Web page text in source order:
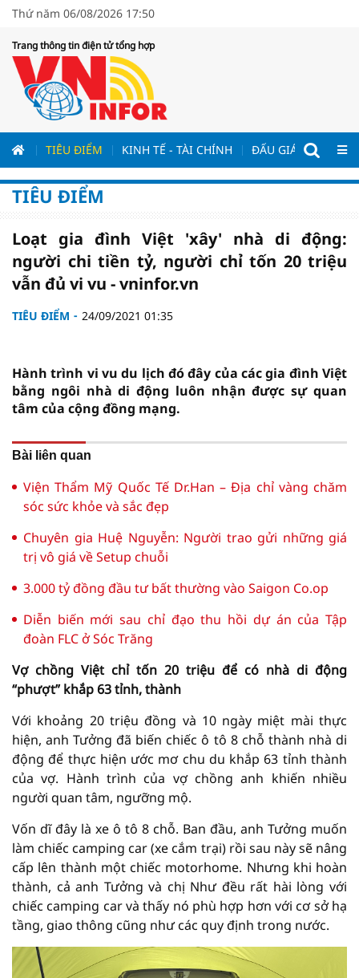
Thứ năm 06/08/2026 17:50
Trang thông tin điện tử tổng hợp
TIÊU ĐIỂM KINH TẾ - TÀI CHÍNH ĐẤU GIÁ - ĐẤU
TIÊU ĐIỂM
Loạt gia đình Việt 'xây' nhà di động:
người chi tiền tỷ, người chỉ tốn 20 triệu
vẫn đủ vi vu - vninfor.vn
TIÊU ĐIỂM 24/09/2021 01:35
Hành trình vi vu du lịch đó đây của các gia đình Việt
bằng ngôi nhà di động luôn nhận được sự quan
tâm của cộng đồng mạng.
Bài liên quan
Viện Thẩm Mỹ Quốc Tế Dr.Han – Địa chỉ vàng chăm
sóc sức khỏe và sắc đẹp
Chuyên gia Huệ Nguyễn: Người trao gửi những giá
trị vô giá về Setup chuỗi
3.000 tỷ đồng đầu tư bất thường vào Saigon Co.op
Diễn biến mới sau chỉ đạo thu hồi dự án của Tập
đoàn FLC ở Sóc Trăng
Vợ chồng Việt chỉ tốn 20 triệu để có nhà di động
“phượt” khắp 63 tỉnh, thành
Với khoảng 20 triệu đồng và 10 ngày miệt mài thực
hiện, anh Tưởng đã biến chiếc ô tô 8 chỗ thành nhà di
động để thực hiện ước mơ chu du khắp 63 tỉnh thành
của vợ. Hành trình của vợ chồng anh khiến nhiều
người quan tâm, ngưỡng mộ.
Vốn dĩ đây là xe ô tô 8 chỗ. Ban đầu, anh Tưởng muốn
làm chiếc camping car (xe cắm trại) rồi sau này sẽ nâng
cấp lên thành một chiếc motorhome. Nhưng khi hoàn
thành, cả anh Tưởng và chị Như đều rất hài lòng với
chiếc camping car và thấy nó phù hợp hơn với cơ sở hạ
tầng, giao thông cũng như các quy định trong nước.